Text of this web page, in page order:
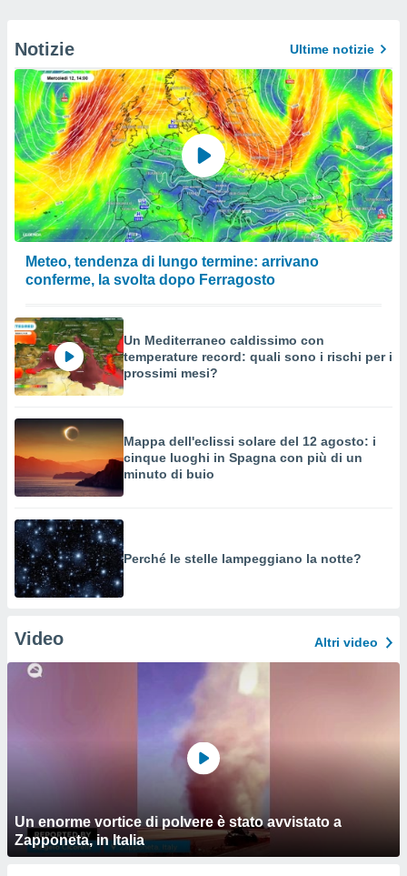
Notizie Ultime notizie
Meteo, tendenza di lungo termine: arrivano
conferme, la svolta dopo Ferragosto
Un Mediterraneo caldissimo con
temperature record: quali sono i rischi per i
prossimi mesi?
Mappa dell'eclissi solare del 12 agosto: i
cinque luoghi in Spagna con più di un
minuto di buio
Perché le stelle lampeggiano la notte?
Video Altri video
Un enorme vortice di polvere è stato avvistato a
Zapponeta, in Italia